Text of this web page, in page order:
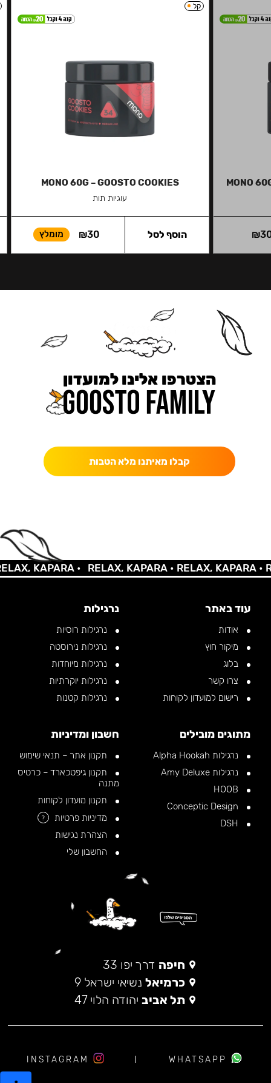
MONO
₪
קל
MONO 60G – GOOSTO COOKIES
עוגיות תות
₪30 מומלץ הוסף לסל
הצטרפו אלינו למועדון
קבלו מאיתנו מלא הטבות
KAPARA • RELAX, KAPARA •RELAX, KAPARA •
עוד באתר
אודות
מיקור חוץ
בלוג
צרו קשר
רישום למועדון לקוחות
נרגילות
נרגילות רוסיות
נרגילות נירוסטה
נרגילות מיוחדות
נרגילות יוקרתיות
נרגילות קטנות
מתוגים מובילים
נרגילות Alpha Hookah
נרגילות Amy Deluxe
חשבון ומדיניות
תקנון אתר – תנאי שימוש
תקנון גיפטכארד – כרטיס
מתנה
תקנון מועדון לקוחות
מדיניות פרטיות
?
הצהרת נגישות
החשבון שלי
חיפה דרך יפו 33
כרמיאל נשיאי ישראל 9
תל אביב יהודה הלוי 47
WHATSAPP
INSTAGRAM